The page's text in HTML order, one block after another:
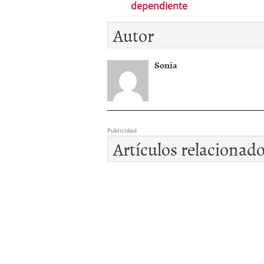
dependiente
Autor
Sonia
Publicidad
Artículos